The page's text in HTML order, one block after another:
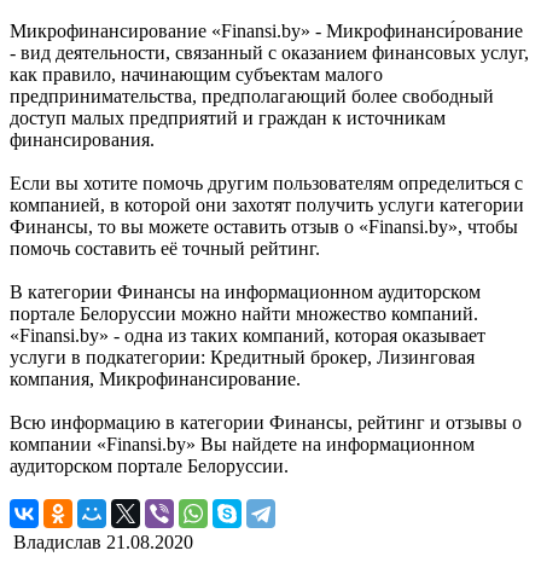
Микрофинансирование «Finansi.by» - Микрофинанси́рование
- вид деятельности, связанный с оказанием финансовых услуг,
как правило, начинающим субъектам малого
предпринимательства, предполагающий более свободный
доступ малых предприятий и граждан к источникам
финансирования.
Если вы хотите помочь другим пользователям определиться с
компанией, в которой они захотят получить услуги категории
Финансы, то вы можете оставить отзыв о «Finansi.by», чтобы
помочь составить её точный рейтинг.
В категории Финансы на информационном аудиторском
портале Белоруссии можно найти множество компаний.
«Finansi.by» - одна из таких компаний, которая оказывает
услуги в подкатегории: Кредитный брокер, Лизинговая
компания, Микрофинансирование.
Всю информацию в категории Финансы, рейтинг и отзывы о
компании «Finansi.by» Вы найдете на информационном
аудиторском портале Белоруссии.
Владислав 21.08.2020